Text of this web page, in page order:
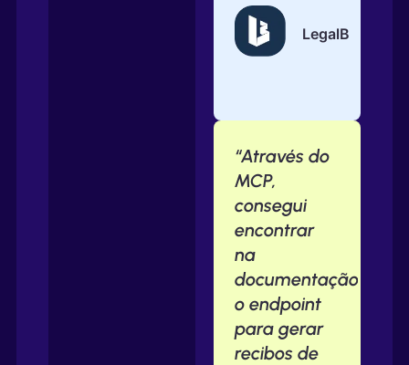
LegalB
“Através do
MCP,
consegui
encontrar
na
documentação
o endpoint
para gerar
recibos de